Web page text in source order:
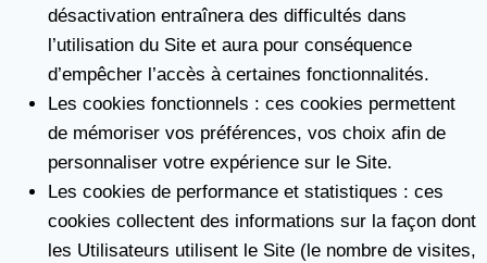
désactivation entraînera des difficultés dans
l’utilisation du Site et aura pour conséquence
d’empêcher l’accès à certaines fonctionnalités.
Les cookies fonctionnels : ces cookies permettent
de mémoriser vos préférences, vos choix afin de
personnaliser votre expérience sur le Site.
Les cookies de performance et statistiques : ces
cookies collectent des informations sur la façon dont
les Utilisateurs utilisent le Site (le nombre de visites,